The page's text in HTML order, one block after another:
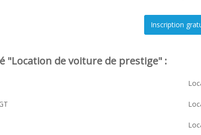
"Location de voiture de prestige" :